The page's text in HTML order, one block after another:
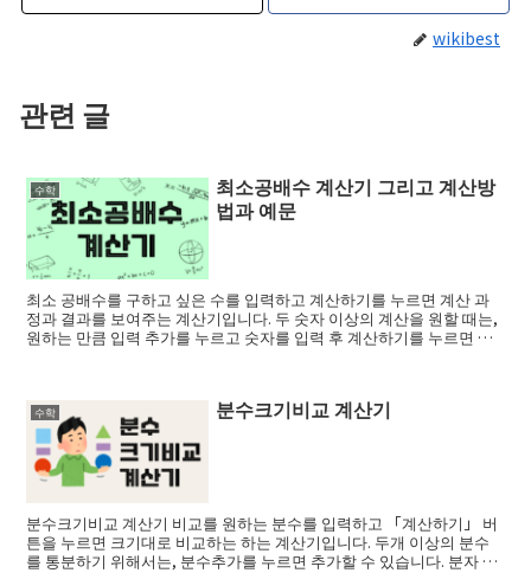
wikibest
관련 글
수학
최소공배수 계산기 그리고 계산방
법과 예문
최소 공배수를 구하고 싶은 수를 입력하고 계산하기를 누르면 계산 과
정과 결과를 보여주는 계산기입니다. 두 숫자 이상의 계산을 원할 때는,
원하는 만큼 입력 추가를 누르고 숫자를 입력 후 계산하기를 누르면 됩
수학 분수크기비교 계산기
분수크기비교 계산기 비교를 원하는 분수를 입력하고 「계산하기」 버
튼을 누르면 크기대로 비교하는 하는 계산기입니다. 두개 이상의 분수
를 통분하기 위해서는, 분수추가를 누르면 추가할 수 있습니다. 분자 분